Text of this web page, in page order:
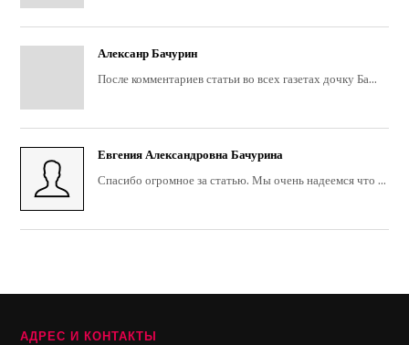
Алексанр Бачурин
После комментариев статьи во всех газетах дочку Ба...
Евгения Александровна Бачурина
Спасибо огромное за статью. Мы очень надеемся что ...
АДРЕС И КОНТАКТЫ